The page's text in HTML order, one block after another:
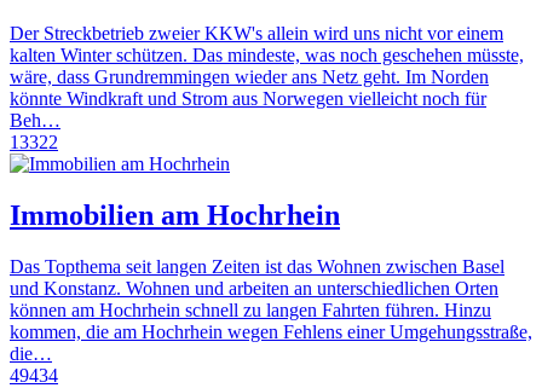
Der Streckbetrieb zweier KKW's allein wird uns nicht vor einem
kalten Winter schützen. Das mindeste, was noch geschehen müsste,
wäre, dass Grundremmingen wieder ans Netz geht. Im Norden
könnte Windkraft und Strom aus Norwegen vielleicht noch für
Beh…
13322
Immobilien am Hochrhein
Das Topthema seit langen Zeiten ist das Wohnen zwischen Basel
und Konstanz. Wohnen und arbeiten an unterschiedlichen Orten
können am Hochrhein schnell zu langen Fahrten führen. Hinzu
kommen, die am Hochrhein wegen Fehlens einer Umgehungsstraße,
die…
49434